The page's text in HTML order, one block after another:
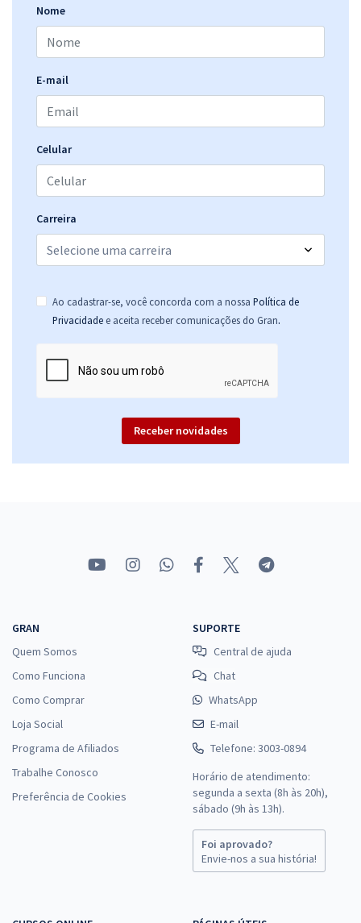
Nome
E-mail
Celular
Carreira
Ao cadastrar-se, você concorda com a nossa Política de
Privacidade e aceita receber comunicações do Gran.
Receber novidades
GRAN
Quem Somos
Como Funciona
Como Comprar
Loja Social
Programa de Afiliados
Trabalhe Conosco
Preferência de Cookies
SUPORTE
Central de ajuda
Chat
WhatsApp
E-mail
Telefone: 3003-0894
Horário de atendimento:
segunda a sexta (8h às 20h),
sábado (9h às 13h).
Foi aprovado?
Envie-nos a sua história!